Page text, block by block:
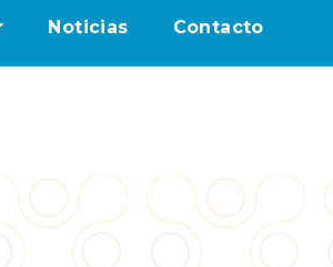
Noticias Contacto